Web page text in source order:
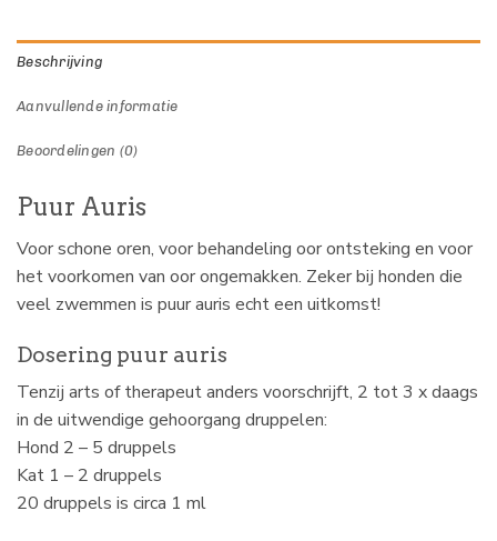
Beschrijving
Aanvullende informatie
Beoordelingen (0)
Puur Auris
Voor schone oren, voor behandeling oor ontsteking en voor
het voorkomen van oor ongemakken. Zeker bij honden die
veel zwemmen is puur auris echt een uitkomst!
Dosering puur auris
Tenzij arts of therapeut anders voorschrijft, 2 tot 3 x daags
in de uitwendige gehoorgang druppelen:
Hond 2 – 5 druppels
Kat 1 – 2 druppels
20 druppels is circa 1 ml